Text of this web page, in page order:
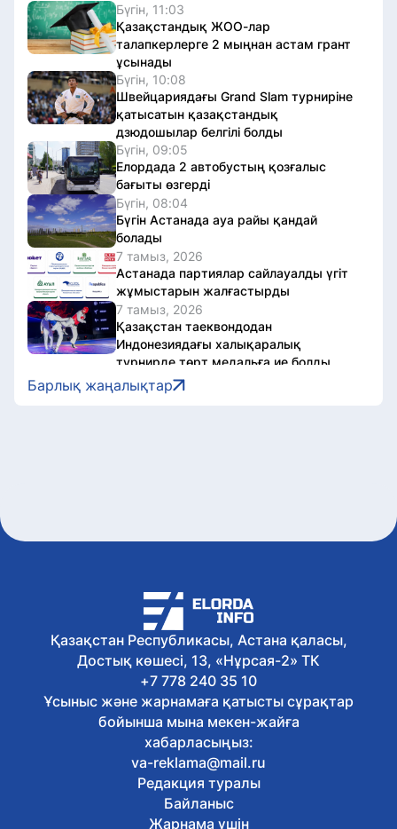
Бүгін, 11:03
Қазақстандық ЖОО-лар
талапкерлерге 2 мыңнан астам грант
ұсынады
Бүгін, 10:08
Швейцариядағы Grand Slam турниріне
қатысатын қазақстандық
дзюдошылар белгілі болды
Бүгін, 09:05
Елордада 2 автобустың қозғалыс
бағыты өзгерді
Бүгін, 08:04
Бүгін Астанада ауа райы қандай
болады
7 тамыз, 2026
Астанада партиялар сайлауалды үгіт
жұмыстарын жалғастырды
7 тамыз, 2026
Қазақстан таеквондодан
Индонезиядағы халықаралық
турнирде төрт медальға ие болды
7 тамыз, 2026
Мемлекет басшысы кинорежиссер
облысының 90 жылдығымен
құттықтады
7 тамыз, 2026
Қазақстанда аккредиттеу
цифрландырылып жатыр
7 тамыз, 2026
ШҚО-да фитосанитариялық бақылау
бекеттерінің жұмысы тексерілді
7 тамыз, 2026
Елордада адам папилломасы
вирусына қарсы вакцинация
жалғасуда
7 тамыз, 2026
Ұлытауда «Қызылорда – Жезқазған»
Барлық жаңалықтар
Қазақстан Республикасы, Астана қаласы,
Достық көшесі, 13, «Нұрсая-2» ТК
+7 778 240 35 10
Ұсыныс және жарнамаға қатысты сұрақтар
бойынша мына мекен-жайға
хабарласыңыз:
va-reklama@mail.ru
Редакция туралы
Байланыс
Жарнама үшін